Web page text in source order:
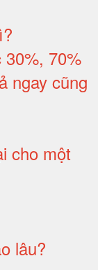
?
70%
ngay cũng
cho một
lâu?